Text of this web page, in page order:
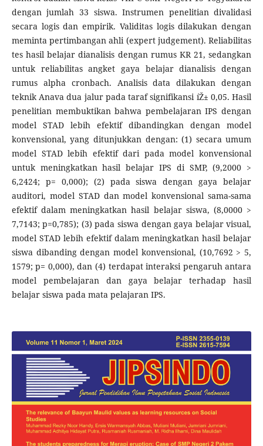
dengan jumlah 33 siswa. Instrumen penelitian divalidasi
secara logis dan empirik. Validitas logis dilakukan dengan
meminta pertimbangan ahli (expert judgement). Reliabilitas
tes hasil belajar dianalisis dengan rumus KR 21, sedangkan
untuk reliabilitas angket gaya belajar dianalisis dengan
rumus alpha cronbach. Analisis data dilakukan dengan
teknik Anava dua jalur pada taraf signifikansi íŽ± 0,05. Hasil
penelitian membuktikan bahwa pembelajaran IPS dengan
model STAD lebih efektif dibandingkan dengan model
konvensional, yang ditunjukkan dengan: (1) secara umum
model STAD lebih efektif dari pada model konvensional
untuk meningkatkan hasil belajar IPS di SMP, (9,2000 >
6,2424; p= 0,000); (2) pada siswa dengan gaya belajar
auditori, model STAD dan model konvensional sama-sama
efektif dalam meningkatkan hasil belajar siswa, (8,0000 >
7,7143; p=0,785); (3) pada siswa dengan gaya belajar visual,
model STAD lebih efektif dalam meningkatkan hasil belajar
siswa dibanding dengan model konvensional, (10,7692 > 5,
1579; p= 0,000), dan (4) terdapat interaksi pengaruh antara
model pembelajaran dan gaya belajar terhadap hasil
belajar siswa pada mata pelajaran IPS.